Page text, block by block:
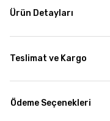
Ürün Detayları
Teslimat ve Kargo
Ödeme Seçenekleri